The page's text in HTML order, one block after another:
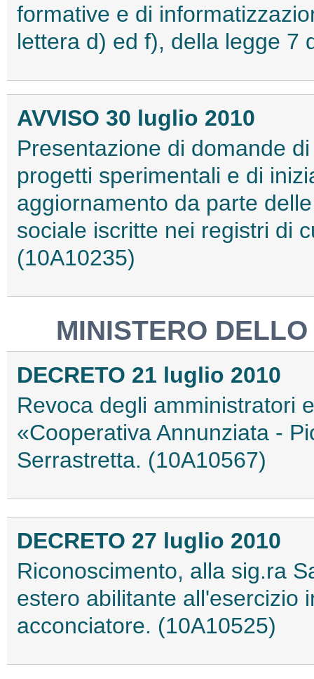
formative e di
lettera d) ed f), della legge 7
AVVISO 30 luglio 2010
Presentazione di domande
progetti sperimentali e di
aggiornamento da parte
sociale iscritte nei registri di
(10A10235)
MINISTERO
DECRETO 21 luglio 2010
Revoca degli amministratori
«Cooperativa Annunziata -
Serrastretta. (10A10567)
DECRETO 27 luglio 2010
Riconoscimento, alla sig.ra
estero abilitante all'esercizio
acconciatore. (10A10525)